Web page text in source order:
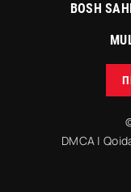
BOSH
DMCA |